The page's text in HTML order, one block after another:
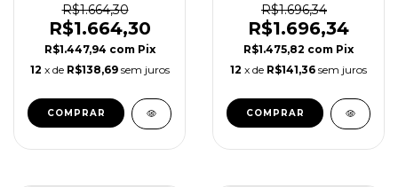
TERMOMAX
R$1.664,30
R$1.664,30
R$1.447,94 com Pix
12 x de R$138,69 sem juros
TERMOMAX
R$1.696,34
R$1.696,34
R$1.475,82 com Pix
12 x de R$141,36 sem juros